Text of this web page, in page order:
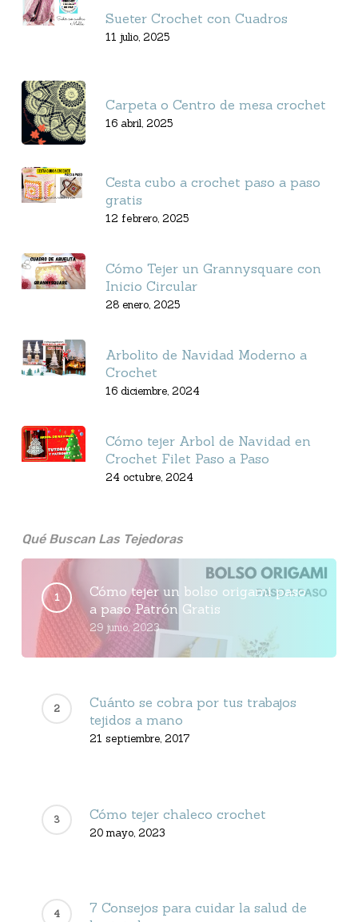
Sueter Crochet con Cuadros
11 julio, 2025
Carpeta o Centro de mesa crochet
16 abril, 2025
Cesta cubo a crochet paso a paso
gratis
12 febrero, 2025
Cómo Tejer un Grannysquare con
Inicio Circular
28 enero, 2025
Arbolito de Navidad Moderno a
Crochet
16 diciembre, 2024
Cómo tejer Arbol de Navidad en
Crochet Filet Paso a Paso
24 octubre, 2024
Qué Buscan Las Tejedoras
Cómo tejer un bolso origami paso
a paso Patrón Gratis
29 junio, 2023
Cuánto se cobra por tus trabajos
tejidos a mano
21 septiembre, 2017
Cómo tejer chaleco crochet
20 mayo, 2023
7 Consejos para cuidar la salud de